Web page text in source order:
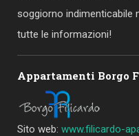
soggiorno indimenticabile
tutte le informazioni!
Appartamenti Borgo
Sito web: www.filicardo-